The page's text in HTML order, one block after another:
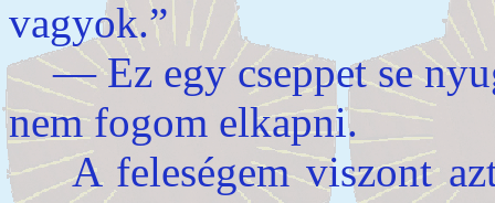
vagyok.”
— Ez egy cseppet se
nem fogom elkapni.
A feleségem viszont azt